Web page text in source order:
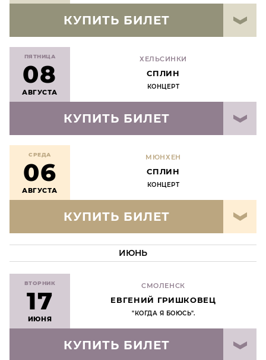
КУПИТЬ БИЛЕТ
ПЯТНИЦА
08
АВГУСТА
ХЕЛЬСИНКИ
СПЛИН
КОНЦЕРТ
КУПИТЬ БИЛЕТ
СРЕДА
06
АВГУСТА
МЮНХЕН
СПЛИН
КОНЦЕРТ
КУПИТЬ БИЛЕТ
ИЮНЬ
ВТОРНИК
17
ИЮНЯ
СМОЛЕНСК
ЕВГЕНИЙ ГРИШКОВЕЦ
"КОГДА Я БОЮСЬ".
КУПИТЬ БИЛЕТ